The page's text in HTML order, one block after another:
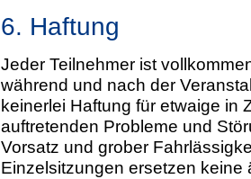
6. Haftung
Jeder Teilnehmer ist
während und nach der
keinerlei Haftung für etwaige in
auftretenden Probleme und
Vorsatz und grober
Einzelsitzungen ersetzen keine